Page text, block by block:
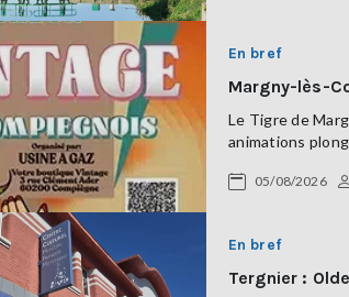
En bref
Margny-lès-
Le Tigre de
animations
05/08/2026
En bref
Tergnier :